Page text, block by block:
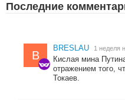
Последние
B
BRESLAU 1 неделя
Кислая мина
отражением того,
Токаев.